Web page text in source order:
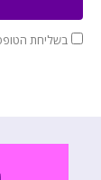
בשליחת